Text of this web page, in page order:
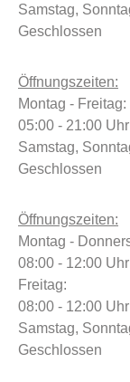
Samstag,
Geschlossen
Öffnungszeiten:
Montag - Freitag:
05:00 - 21:00 Uhr
Samstag,
Geschlossen
Öffnungszeiten:
Montag -
08:00 - 12:00
Freitag:
08:00 - 12:00
Samstag,
Geschlossen